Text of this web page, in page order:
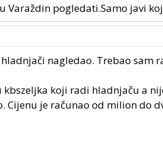
Varaždin pogledati.Samo javi
nagledao. Trebao sam
kbszeljka koji radi hladnjaču a
Cijenu je računao od milion do